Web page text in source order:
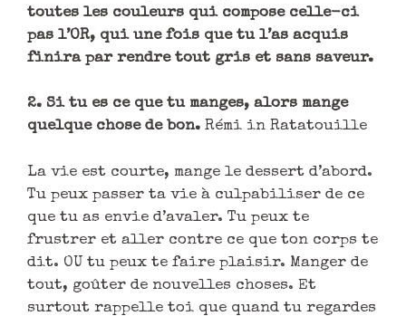
toutes les couleurs qui compose celle-ci
pas l’OR, qui une fois que tu l’as acquis
finira par rendre tout gris et sans saveur.
2. Si tu es ce que tu manges, alors mange
quelque chose de bon. Rémi in Ratatouille
La vie est courte, mange le dessert d’abord.
Tu peux passer ta vie à culpabiliser de ce
que tu as envie d’avaler. Tu peux te
frustrer et aller contre ce que ton corps te
dit. OU tu peux te faire plaisir. Manger de
tout, goûter de nouvelles choses. Et
surtout rappelle toi que quand tu regardes